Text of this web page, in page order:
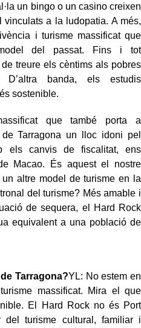
un bingo o un casino creixen
a la ludopatia. A més,
i turisme massificat que
del passat. Fins i tot
treure els cèntims als pobres
banda, els estudis
sostenible.
que també porta a
Tarragona un lloc idoni pel
els canvis de fiscalitat, ens
Macao. És aquest el nostre
altre model de turisme en la
del turisme? Més amable i
de sequera, el Hard Rock
equivalent a una població de
Tarragona?YL: No estem en
massificat. Mira el que
El Hard Rock no és Port
del turisme cultural, familiar i